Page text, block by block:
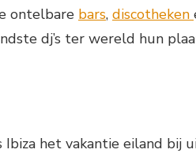
ontelbare bars, discotheken
dj’s ter wereld hun
Ibiza het vakantie eiland bij